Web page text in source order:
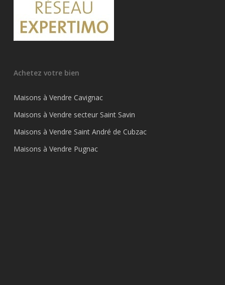
Achetez votre bien
Maisons à Vendre Cavignac
Maisons à Vendre secteur Saint Savin
Maisons à Vendre Saint André de Cubzac
Maisons à Vendre Pugnac